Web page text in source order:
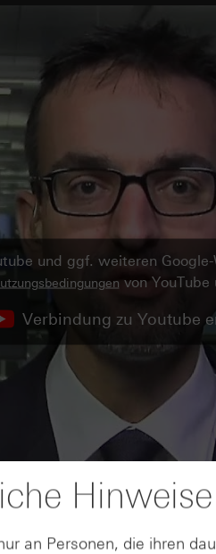
und ggf. weiteren
von YouTube
Verbindung zu Youtube
an Personen, die ihren